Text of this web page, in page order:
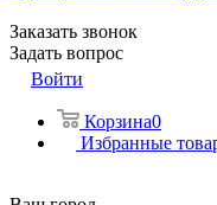
Заказать звонок
Задать вопрос
Войти
Корзина0
Избранные